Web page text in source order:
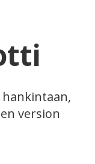
version